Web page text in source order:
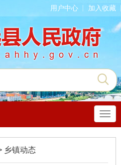
用户中心 加入收藏
导
航
乡镇动态